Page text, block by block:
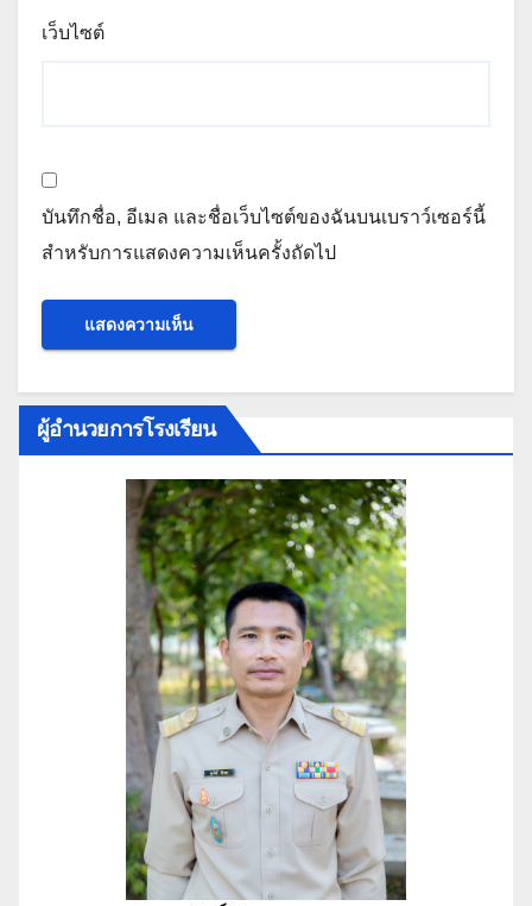
เว็บไซต์
บันทึกชื่อ, อีเมล และชื่อเว็บไซต์ของฉันบนเบราว์เซอร์นี้
สำหรับการแสดงความเห็นครั้งถัดไป
ผู้อำนวยการโรงเรียน